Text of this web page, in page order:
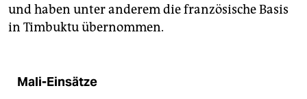
und haben unter anderem die französische Basis
in Timbuktu übernommen.
Mali-Einsätze